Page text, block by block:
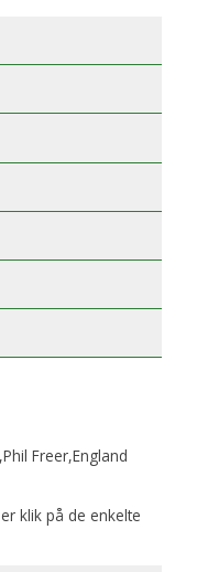
Freer,England
klik på de enkelte